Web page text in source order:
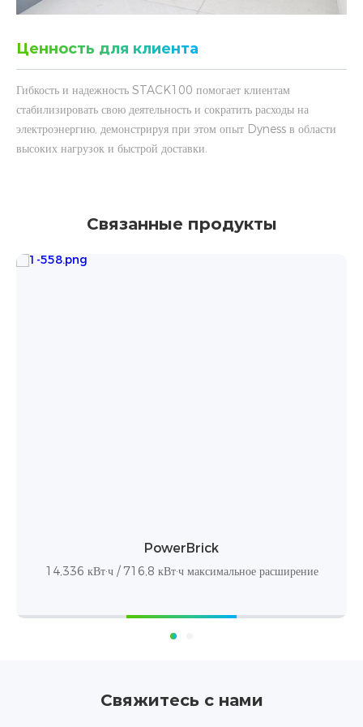
Ценность для клиента
Гибкость и надежность STACK100 помогает клиентам
стабилизировать свою деятельность и сократить расходы на
электроэнергию, демонстрируя при этом опыт Dyness в области
высоких нагрузок и быстрой доставки.
Связанные продукты
STACK280
43~215,04 кВт·ч / Поддерживает до 12 кластеров
Свяжитесь с нами